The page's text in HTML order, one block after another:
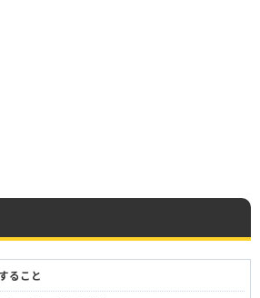
ること